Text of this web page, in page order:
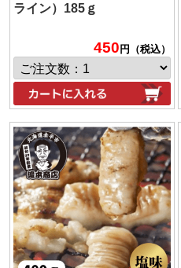
ライン）185ｇ
450円（税込）